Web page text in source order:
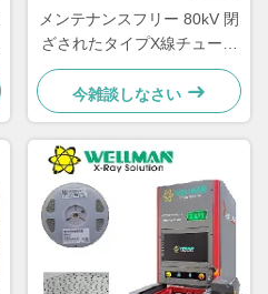
メンテナンスフリー 80kV 閉
ざされたタイプX線チューブ
を持つX線カウンター
今雑談しなさい